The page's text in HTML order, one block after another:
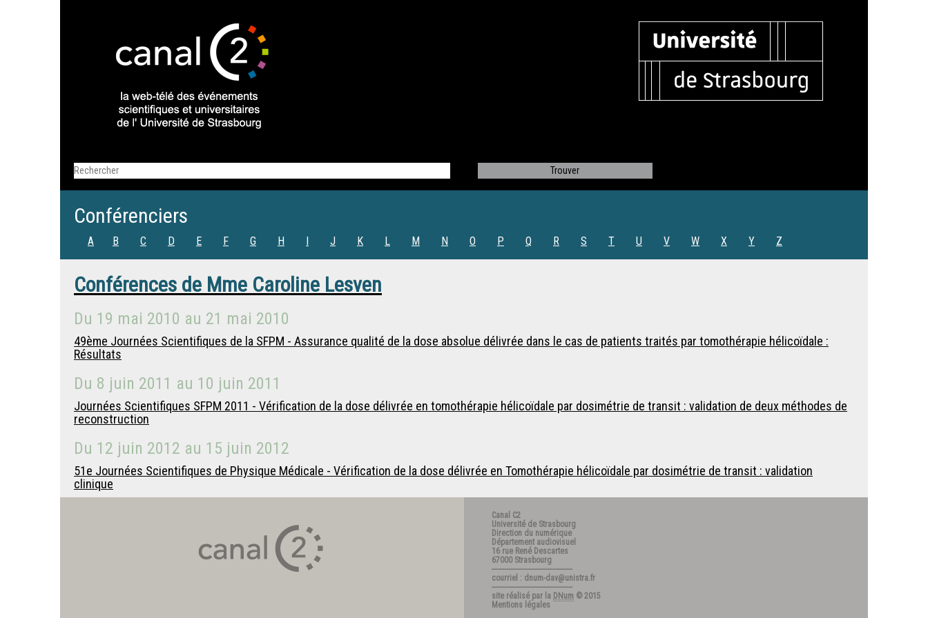
Conférenciers
A B C D E F G H I J K L M N O P Q R S T U V W X Y Z
Conférences de Mme Caroline Lesven
Du 19 mai 2010 au 21 mai 2010
49ème Journées Scientifiques de la SFPM - Assurance qualité de la dose absolue délivrée dans le cas de patients traités par tomothérapie hélicoïdale :
Résultats
Du 8 juin 2011 au 10 juin 2011
Journées Scientifiques SFPM 2011 - Vérification de la dose délivrée en tomothérapie hélicoïdale par dosimétrie de transit : validation de deux méthodes de
reconstruction
Du 12 juin 2012 au 15 juin 2012
51e Journées Scientifiques de Physique Médicale - Vérification de la dose délivrée en Tomothérapie hélicoïdale par dosimétrie de transit : validation
clinique
Canal C2
Université de Strasbourg
Direction du numérique
Département audiovisuel
16 rue René Descartes
67000 Strasbourg
---------------------------------------
courriel : dnum-dav@unistra.fr
---------------------------------------
site réalisé par la DNum © 2015
Mentions légales